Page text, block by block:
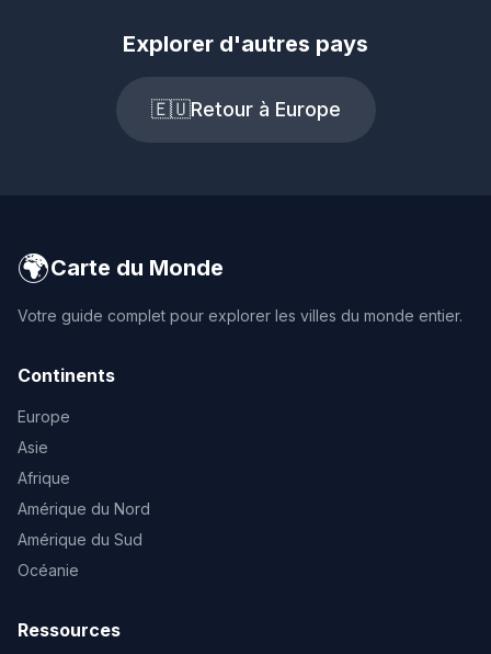
Explorer d'autres pays
🇪🇺Retour à Europe
🌍Carte du Monde
Votre guide complet pour explorer les villes du monde entier.
Continents
Europe
Asie
Afrique
Amérique du Nord
Amérique du Sud
Océanie
Ressources